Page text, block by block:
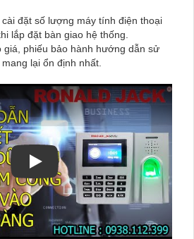
đặt số lượng máy tính điện thoại
lắp đặt bàn giao hệ thống.
giá, phiếu bảo hành hướng dẫn sử
lại ổn định nhất.